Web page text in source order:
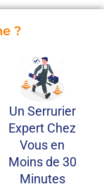
?
Un Serrurier
Expert Chez
Vous en
Moins de 30
Minutes